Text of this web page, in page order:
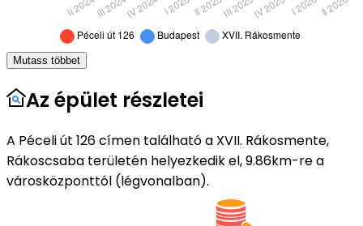
Mutass többet
Az épület részletei
A Péceli út 126 címen található a XVII. Rákosmente,
Rákoscsaba területén helyezkedik el, 9.86km-re a
városközponttól (légvonalban).